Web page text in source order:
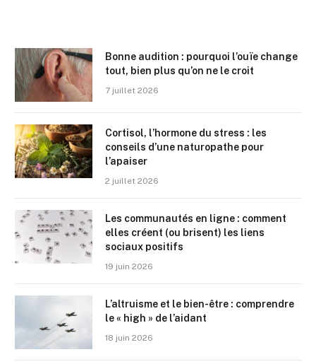
Bonne audition : pourquoi l’ouïe change
tout, bien plus qu’on ne le croit
7 juillet 2026
Cortisol, l’hormone du stress : les
conseils d’une naturopathe pour
l’apaiser
2 juillet 2026
Les communautés en ligne : comment
elles créent (ou brisent) les liens
sociaux positifs
19 juin 2026
L’altruisme et le bien-être : comprendre
le « high » de l’aidant
18 juin 2026